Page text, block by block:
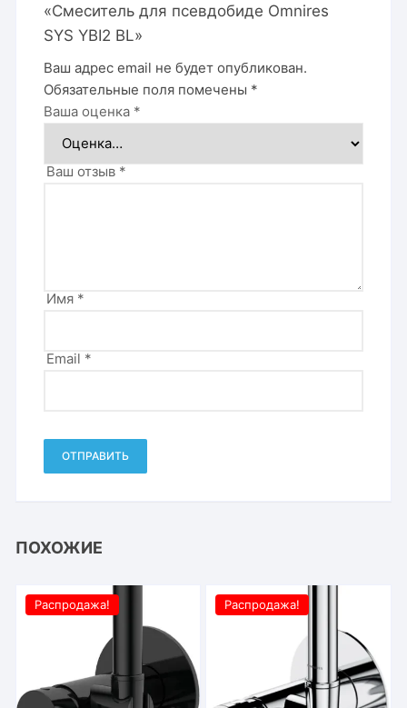
«Смеситель для псевдобиде Omnires
SYS YBI2 BL»
Ваш адрес email не будет опубликован.
Обязательные поля помечены *
Ваша оценка *
Ваш отзыв *
Имя *
Email *
ПОХОЖИЕ
Распродажа! Распродажа!